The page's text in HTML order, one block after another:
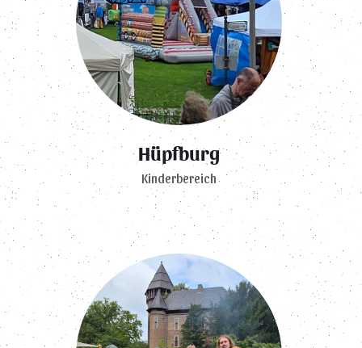
Hüpfburg
Kinderbereich